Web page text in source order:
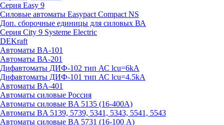
Серия Easy 9
Силовые автоматы Easypact Compact NS
Доп. сборочные единицы для силовых ВА
Серия City 9 Systeme Electric
DEKraft
Автоматы BA-101
Автоматы ВА-201
Дифавтоматы ДИФ-102 тип АС lcu=6kA
Дифавтоматы ДИФ-101 тип АС lcu=4.5kA
Автоматы BA-401
Автоматы силовые Россия
Автоматы силовые BA 5135 (16-400А)
Автоматы BA 5139, 5739, 5341, 5343, 5541, 5543
Автоматы силовые BA 5731 (16-100 А)